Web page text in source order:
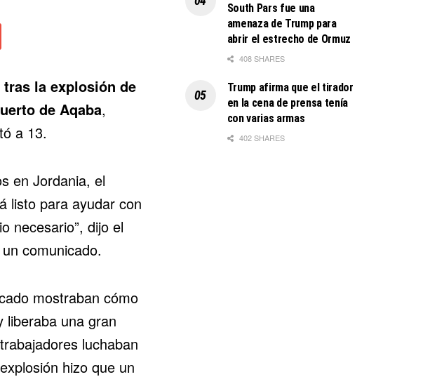
tras la explosión de
de Aqaba,
a 13.
en Jordania, el
listo para ayudar con
necesario”, dijo el
comunicado.
mostraban cómo
liberaba una gran
luchaban
hizo que un
South Pars fue una
amenaza de Trump para
abrir el estrecho de Ormuz
408 SHARES
Trump afirma que el tirador
en la cena de prensa tenía
con varias armas
402 SHARES